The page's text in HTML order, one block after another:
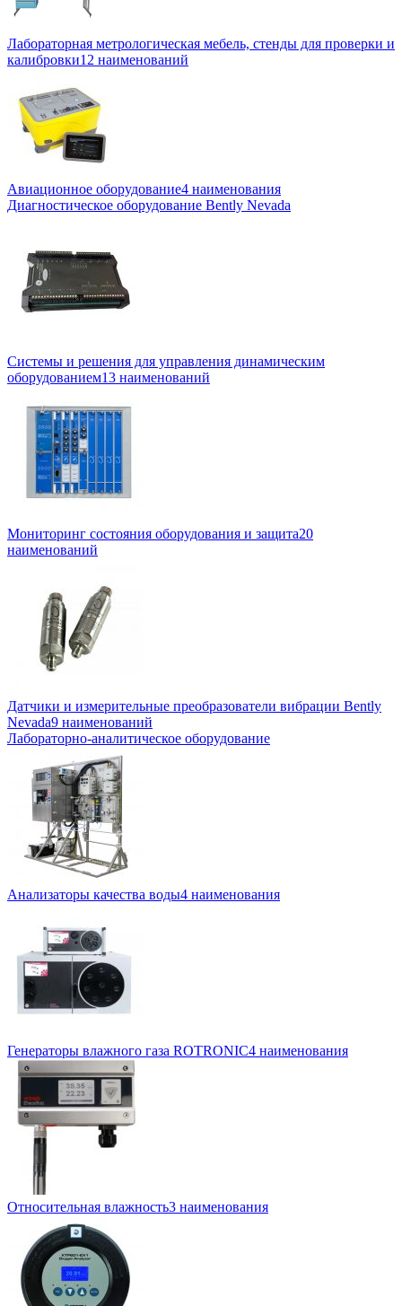
Лабораторная метрологическая мебель, стенды для проверки и
калибровки12 наименований
Авиационное оборудование4 наименования
Диагностическое оборудование Bently Nevada
Системы и решения для управления динамическим
оборудованием13 наименований
Мониторинг состояния оборудования и защита20
наименований
Датчики и измерительные преобразователи вибрации Bently
Nevada9 наименований
Лабораторно-аналитическое оборудование
Анализаторы качества воды4 наименования
Генераторы влажного газа ROTRONIC4 наименования
Относительная влажность3 наименования